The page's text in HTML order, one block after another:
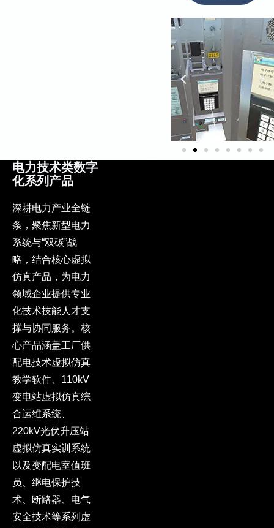
电力技术类数字
化系列产品
深耕电力产业全链
条，聚焦新型电力
系统与“双碳”战
略，结合核心虚拟
仿真产品，为电力
领域企业提供专业
化技术技能人才支
撑与协同服务。核
心产品涵盖工厂供
配电技术虚拟仿真
教学软件、110kV
变电站虚拟仿真综
合运维系统、
220kV光伏升压站
虚拟仿真实训系统
以及变配电室值班
员、继电保护技
术、断路器、电气
安全技术等系列虚